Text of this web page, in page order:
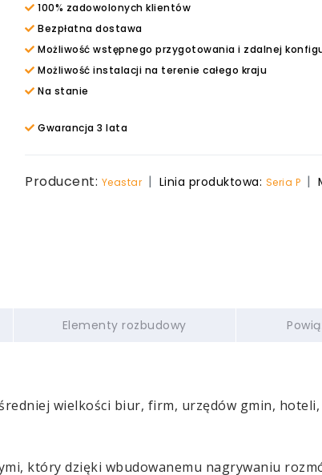
100% zadowolonych klientów
Bezpłatna dostawa
Możliwość wstępnego przygotowania i zdalnej
Możliwość instalacji na terenie całego kraju
Na stanie
Gwarancja 3 lata
Producent: Yeastar Linia produktowa: Seria P
Elementy rozbudowy
wielkości biur, firm, urzędów gmin, hoteli,
który dzięki wbudowanemu nagrywaniu